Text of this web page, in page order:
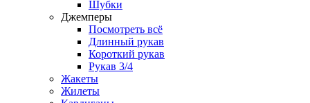
Шубки
Джемперы
Посмотреть всё
Длинный рукав
Короткий рукав
Рукав 3/4
Жакеты
Жилеты